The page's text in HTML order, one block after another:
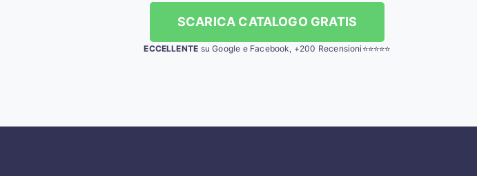
SCARICA CATALOGO GRATIS
ECCELLENTE su Google e Facebook, +200 Recensioni⭐⭐⭐⭐⭐